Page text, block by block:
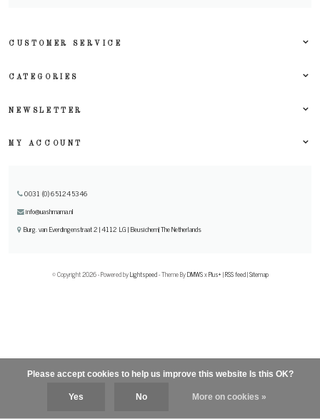
CUSTOMER SERVICE
CATEGORIES
NEWSLETTER
MY ACCOUNT
0031 (0) 651245346
info@uashmama.nl
Burg. van Everdingenstraat 2 | 4112 LG | Beusichem| The Netherlands
© Copyright 2026 - Powered byLightspeed- Theme ByDMWSxPlus+|RSS feed|Sitemap
Please accept cookies to help us improve this website Is this OK?
Yes No More on cookies »